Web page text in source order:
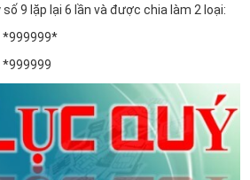
9 lặp lại 6 lần và được chia làm 2 loại:
*999999*
*999999